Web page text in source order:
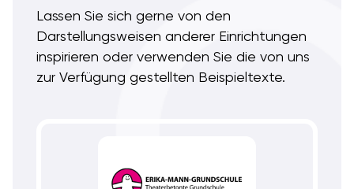
Lassen Sie sich gerne von den
Darstellungsweisen anderer Einrichtungen
inspirieren oder verwenden Sie die von uns
zur Verfügung gestellten Beispieltexte.